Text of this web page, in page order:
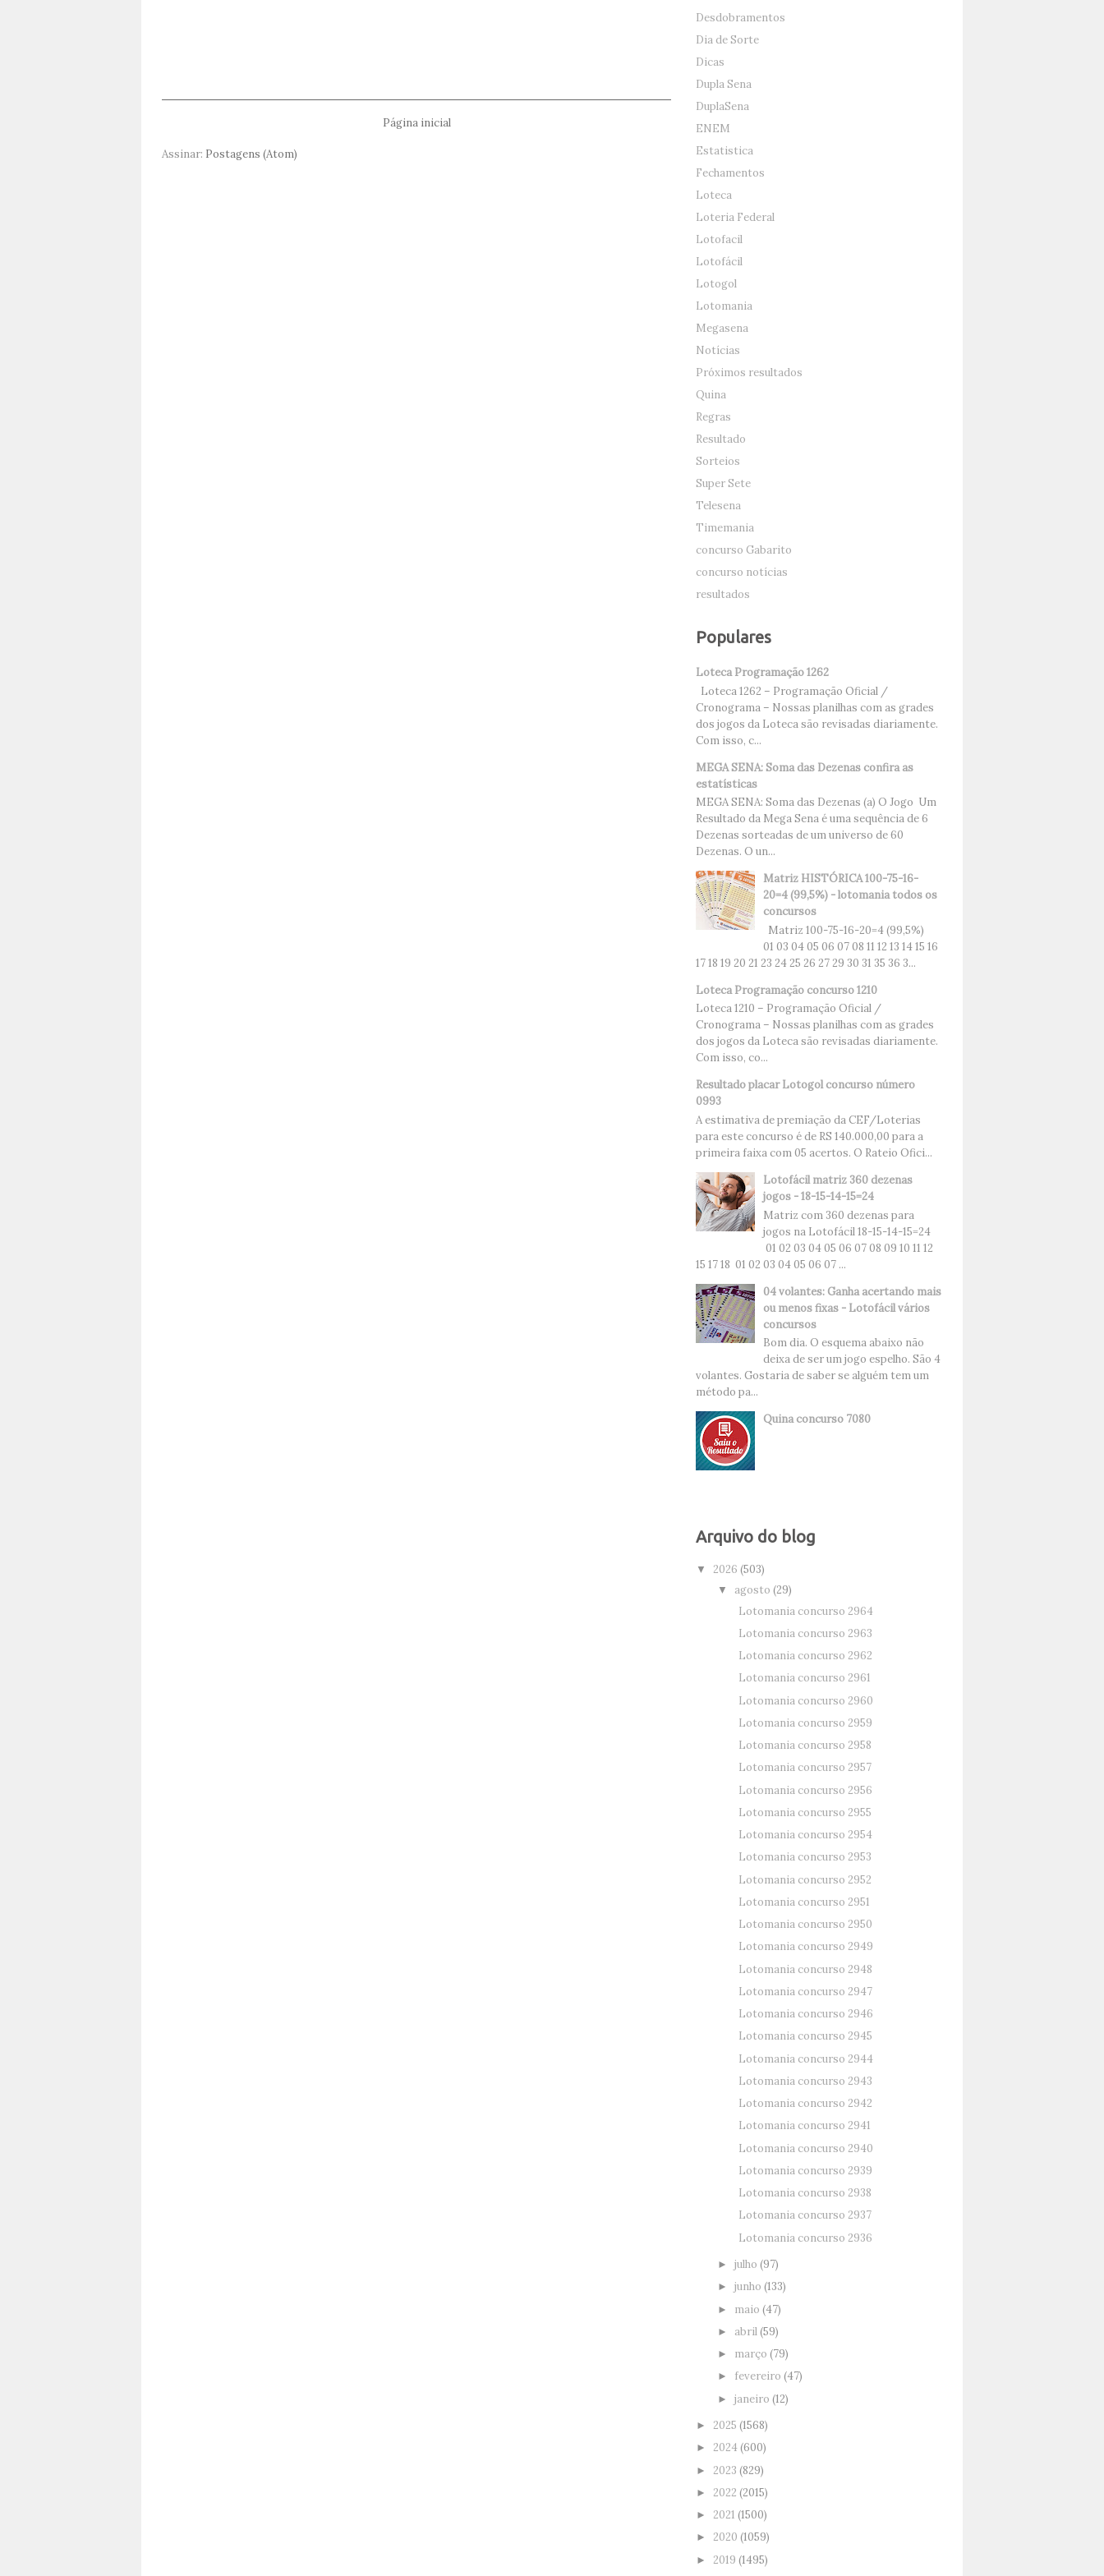
Página inicial
Assinar: Postagens (Atom)
Desdobramentos
Dia de Sorte
Dicas
Dupla Sena
DuplaSena
ENEM
Estatistica
Fechamentos
Loteca
Loteria Federal
Lotofacil
Lotofácil
Lotogol
Lotomania
Megasena
Notícias
Próximos resultados
Quina
Regras
Resultado
Sorteios
Super Sete
Telesena
Timemania
concurso Gabarito
concurso notícias
resultados
Populares
Loteca Programação 1262
Loteca 1262 – Programação Oficial /
Cronograma – Nossas planilhas com as grades
dos jogos da Loteca são revisadas diariamente.
Com isso, c...
MEGA SENA: Soma das Dezenas confira as
estatísticas
MEGA SENA: Soma das Dezenas (a) O Jogo Um
Resultado da Mega Sena é uma sequência de 6
Dezenas sorteadas de um universo de 60
Dezenas. O un...
Matriz HISTÓRICA 100-75-16-
20=4 (99,5%) - lotomania todos os
concursos
Matriz 100-75-16-20=4 (99,5%)
01 03 04 05 06 07 08 11 12 13 14 15 16
17 18 19 20 21 23 24 25 26 27 29 30 31 35 36 3...
Loteca Programação concurso 1210
Loteca 1210 – Programação Oficial /
Cronograma – Nossas planilhas com as grades
dos jogos da Loteca são revisadas diariamente.
Com isso, co...
Resultado placar Lotogol concurso número
0993
A estimativa de premiação da CEF/Loterias
para este concurso é de RS 140.000,00 para a
primeira faixa com 05 acertos. O Rateio Ofici...
Lotofácil matriz 360 dezenas
jogos - 18-15-14-15=24
Matriz com 360 dezenas para
jogos na Lotofácil 18-15-14-15=24
01 02 03 04 05 06 07 08 09 10 11 12
15 17 18 01 02 03 04 05 06 07 ...
04 volantes: Ganha acertando mais
ou menos fixas - Lotofácil vários
concursos
Bom dia. O esquema abaixo não
deixa de ser um jogo espelho. São 4
volantes. Gostaria de saber se alguém tem um
método pa...
Quina concurso 7080
Arquivo do blog
▼ 2026 (503)
▼ agosto (29)
Lotomania concurso 2964
Lotomania concurso 2963
Lotomania concurso 2962
Lotomania concurso 2961
Lotomania concurso 2960
Lotomania concurso 2959
Lotomania concurso 2958
Lotomania concurso 2957
Lotomania concurso 2956
Lotomania concurso 2955
Lotomania concurso 2954
Lotomania concurso 2953
Lotomania concurso 2952
Lotomania concurso 2951
Lotomania concurso 2950
Lotomania concurso 2949
Lotomania concurso 2948
Lotomania concurso 2947
Lotomania concurso 2946
Lotomania concurso 2945
Lotomania concurso 2944
Lotomania concurso 2943
Lotomania concurso 2942
Lotomania concurso 2941
Lotomania concurso 2940
Lotomania concurso 2939
Lotomania concurso 2938
Lotomania concurso 2937
Lotomania concurso 2936
► julho (97)
► junho (133)
► maio (47)
► abril(59)
► março (79)
► fevereiro (47)
► janeiro (12)
► 2025 (1568)
► 2024(600)
► 2023 (829)
► 2022 (2015)
► 2021 (1500)
► 2020 (1059)
► 2019 (1495)